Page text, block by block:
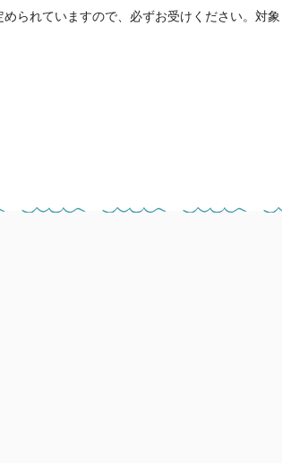
られていますので、必ずお受けください。対象